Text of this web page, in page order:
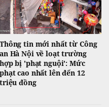
Thông tin mới nhất từ Công
an Hà Nội về loạt trường
hợp bị 'phạt nguội': Mức
phạt cao nhất lên đến 12
triệu đồng